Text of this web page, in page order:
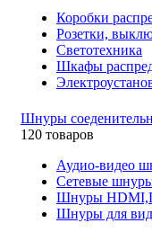
Коробки
Розетки,
Светотехника
Шкафы
Шнуры
120 товаров
Аудио-видео
Сетевые
Шнуры
Шнуры для